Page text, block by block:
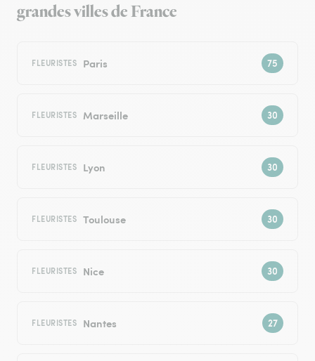
grandes villes de France
FLEURISTES Paris
FLEURISTES Marseille
FLEURISTES Lyon
FLEURISTES Toulouse
FLEURISTES Nice
FLEURISTES Nantes